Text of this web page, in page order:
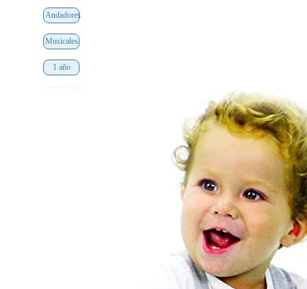
Andadores
Musicales
1 año